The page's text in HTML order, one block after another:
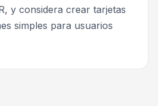
y considera crear tarjetas
simples para usuarios